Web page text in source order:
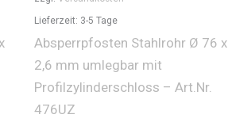
Lieferzeit: 3-5 Tage
Absperrpfosten Stahlrohr Ø 76 x
2,6 mm umlegbar mit
Profilzylinderschloss – Art.Nr.
476UZ